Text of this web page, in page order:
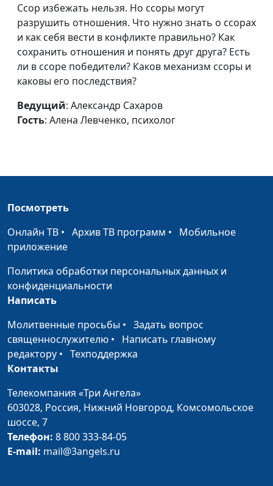
Как понять
женщину?
Александр Сахаров,
Алена Левченко,
психолог
Разная мотивация
Александр Сахаров,
Алена Левченко,
психолог
#114
Мужчина и
Александр Сахаров,
Самоощущение
Александр Сахаров,
#112
Внутренний мир
мужчины
Александр Сахаров,
Одиночество
Неудовлетворение в
браке (вторая часть)
Юлия Синицына, Сергей
Комарницкий,
Неудовлетворение в
браке (первая часть)
Юлия Синицына, Сергей
Комарницкий,
Влияние слов на
Ссор избежать нельзя. Но ссоры могут
разрушить отношения. Что нужно знать о ссорах
и как себя вести в конфликте правильно? Как
сохранить отношения и понять друг друга? Есть
ли в ссоре победители? Каков механизм ссоры и
каковы его последствия?
Ведущий: Александр Сахаров
Гость: Алена Левченко, психолог
Посмотреть
Онлайн ТВ • Архив ТВ программ • Мобильное
приложение
Политика обработки персональных данных и
конфиденциальности
Написать
Молитвенные просьбы • Задать вопрос
священнослужителю • Написать главному
редактору • Техподдержка
Контакты
Телекомпания «Три Ангела»
603028, Россия, Нижний Новгород, Комсомольское
шоссе, 7
Телефон: 8 800 333-84-05
E-mail: mail@3angels.ru